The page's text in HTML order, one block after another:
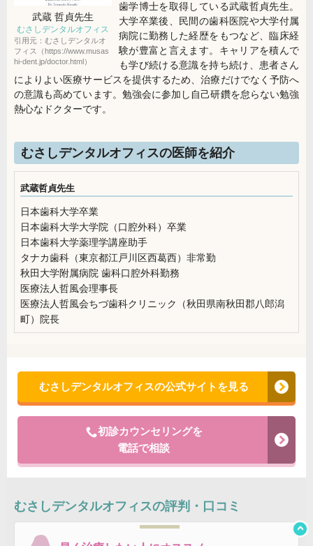
武蔵 哲貞先生
むさしデンタルオフィス
引用元：むさしデンタルオ
フィス（https://www.musas
hi-dent.jp/doctor.html）
歯学博士を取得している武蔵哲貞先生。
大学卒業後、民間の歯科医院や大学付属
病院に勤務した経歴をもつなど、臨床経
験が豊富と言えます。キャリアを積んで
も学び続ける意識を持ち続け、患者さん
によりよい医療サービスを提供するため、治療だけでなく予防へ
の意識も高めています。勉強会に参加し自己研鑽を怠らない勉強
熱心なドクターです。
むさしデンタルオフィスの医師を紹介
武蔵哲貞先生
日本歯科大学卒業
日本歯科大学大学院（口腔外科）卒業
日本歯科大学薬理学講座助手
タナカ歯科（東京都江戸川区西葛西）非常勤
秋田大学附属病院 歯科口腔外科勤務
医療法人哲風会理事長
医療法人哲風会ちづ歯科クリニック（秋田県南秋田郡八郎潟
町）院長
むさしデンタルオフィスの公式サイトを見る
初診カウンセリングを
電話で相談
むさしデンタルオフィスの評判・口コミ